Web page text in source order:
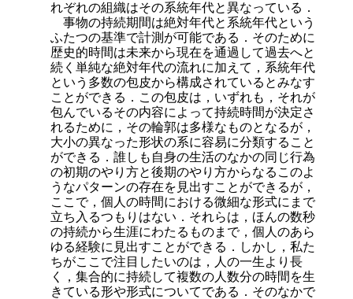
れぞれの組織はその系統年代と異なっている．
事物の持続期間は絶対年代と系統年代という
ふたつの基準で計測が可能である．そのために
歴史的時間は未来から現在を通過して過去へと
続く単純な絶対年代の流れに加えて，系統年代
という多数の包皮から構成されているとみなす
ことができる．この包皮は，いずれも，それが
包んでいるその内容によって持続時間が決定さ
れるために，その輪郭は多様なものとなるが，
大小の異なった形状の系に容易に分類すること
ができる．誰しも自身の生活のなかの同じ行為
の初期のやり方と後期のやり方からなるこのよ
うなパターンの存在を見出すことができるが，
ここで，個人の時間における微細な形式にまで
立ち入るつもりはない．それらは，ほんの数秒
の持続から生涯にわたるものまで，個人のあら
ゆる経験に見出すことができる．しかし，私た
ちがここで注目したいのは，人の一生より長
く，集合的に持続して複数の人数分の時間を生
きている形や形式についてである．そのなかで